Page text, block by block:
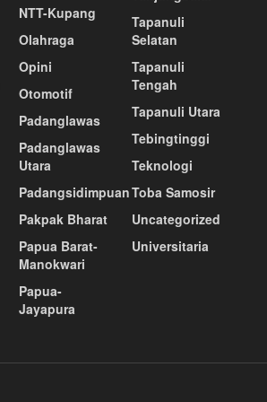
NTT-Kupang
Olahraga
Opini
Otomotif
Padanglawas
Padanglawas
Utara
Padangsidimpuan
Pakpak Bharat
Papua Barat-
Manokwari
Papua-
Jayapura
Tapanuli
Selatan
Tapanuli
Tengah
Tapanuli Utara
Tebingtinggi
Teknologi
Toba Samosir
Uncategorized
Universitaria